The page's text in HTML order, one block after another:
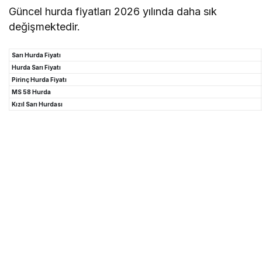
Güncel hurda fiyatları 2026 yılında daha sık
değişmektedir.
Sarı Hurda Fiyatı
Hurda Sarı Fiyatı
Pirinç Hurda Fiyatı
MS 58 Hurda
Kızıl Sarı Hurdası